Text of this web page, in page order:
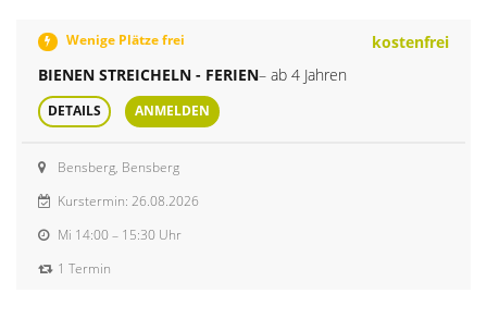
Wenige Plätze frei
BIENEN STREICHELN - FERIEN– ab 4 Jahren
kostenfrei
DETAILS ANMELDEN
Bensberg, Bensberg
Kurstermin: 26.08.2026
Mi 14:00 – 15:30 Uhr
1 Termin